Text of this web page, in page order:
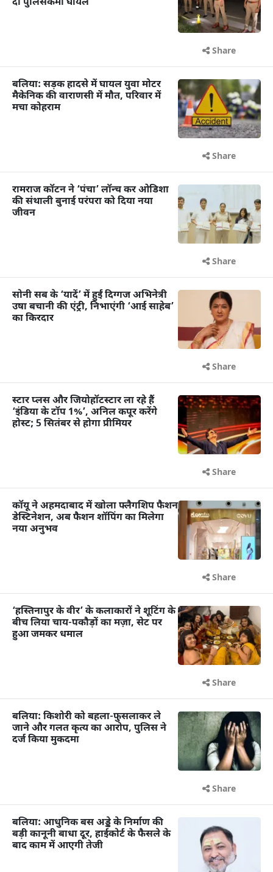
Share
बलिया: सड़क हादसे में घायल युवा मोटर
मैकेनिक की वाराणसी में मौत, परिवार में
मचा कोहराम
Share
रामराज कॉटन ने ‘पंचा’ लॉन्च कर ओडिशा
की संथाली बुनाई परंपरा को दिया नया
जीवन
Share
सोनी सब के ‘यादें’ में हुईं दिग्गज अभिनेत्री
उषा बचानी की एंट्री, निभाएंगी ‘आई साहेब’
का किरदार
Share
स्टार प्लस और जियोहॉटस्टार ला रहे हैं
‘इंडिया के टॉप 1%’, अनिल कपूर करेंगे
होस्ट; 5 सितंबर से होगा प्रीमियर
Share
कॉयू ने अहमदाबाद में खोला फ्लैगशिप फैशन
डेस्टिनेशन, अब फैशन शॉपिंग का मिलेगा
नया अनुभव
Share
‘हस्तिनापुर के वीर’ के कलाकारों ने शूटिंग के
बीच लिया चाय-पकौड़ों का मज़ा, सेट पर
हुआ जमकर धमाल
Share
बलिया: किशोरी को बहला-फुसलाकर ले
जाने और गलत कृत्य का आरोप, पुलिस ने
दर्ज किया मुकदमा
Share
बलिया: आधुनिक बस अड्डे के निर्माण की
बड़ी कानूनी बाधा दूर, हाईकोर्ट के फैसले के
बाद काम में आएगी तेजी